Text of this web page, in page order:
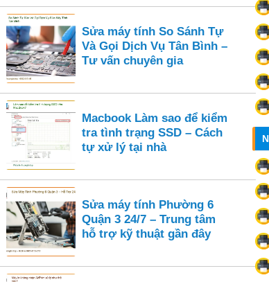
Sửa máy tính So Sánh Tự
Và Gọi Dịch Vụ Tân Bình –
Tư vấn chuyên gia
Macbook Làm sao để kiểm
tra tình trạng SSD – Cách
tự xử lý tại nhà
Sửa máy tính Phường 6
Quận 3 24/7 – Trung tâm
hỗ trợ kỹ thuật gần đây